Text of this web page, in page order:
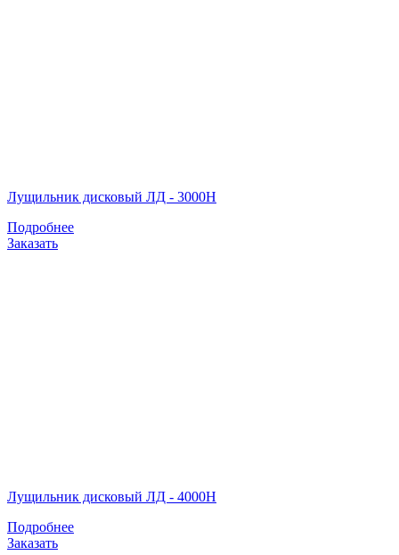
Лущильник дисковый ЛД - 3000Н
Подробнее
Заказать
Лущильник дисковый ЛД - 4000Н
Подробнее
Заказать